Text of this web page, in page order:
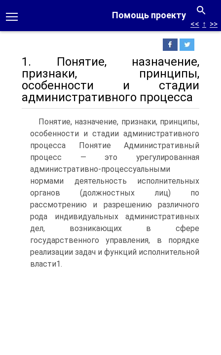
Помощь проекту
<< ↑ >>
1. Понятие, назначение,
признаки, принципы,
особенности и стадии
административного процесса
Понятие, назначение, признаки, принципы,
особенности и стадии административного
процесса Понятие Административный
процесс — это урегулированная
административно-процессуальными
нормами деятельность исполнительных
органов (должностных лиц) по
рассмотрению и разрешению различного
рода индивидуальных административных
дел, возникающих в сфере
государственного управления, в порядке
реализации задач и функций исполнительной
власти1.